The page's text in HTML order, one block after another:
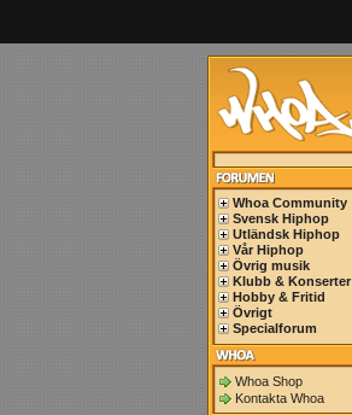
Whoa Community
Svensk Hiphop
Utländsk Hiphop
Vår Hiphop
Övrig musik
Klubb & Konserter
Hobby & Fritid
Övrigt
Specialforum
Whoa Shop
Kontakta Whoa